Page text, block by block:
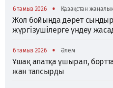
6 тамыз 2026 • Қазақстан
Жол бойында дәрет
жүргізушілерге үндеу
6 тамыз 2026 • Әлем
Ұшақ апатқа ұшырап,
жан тапсырды